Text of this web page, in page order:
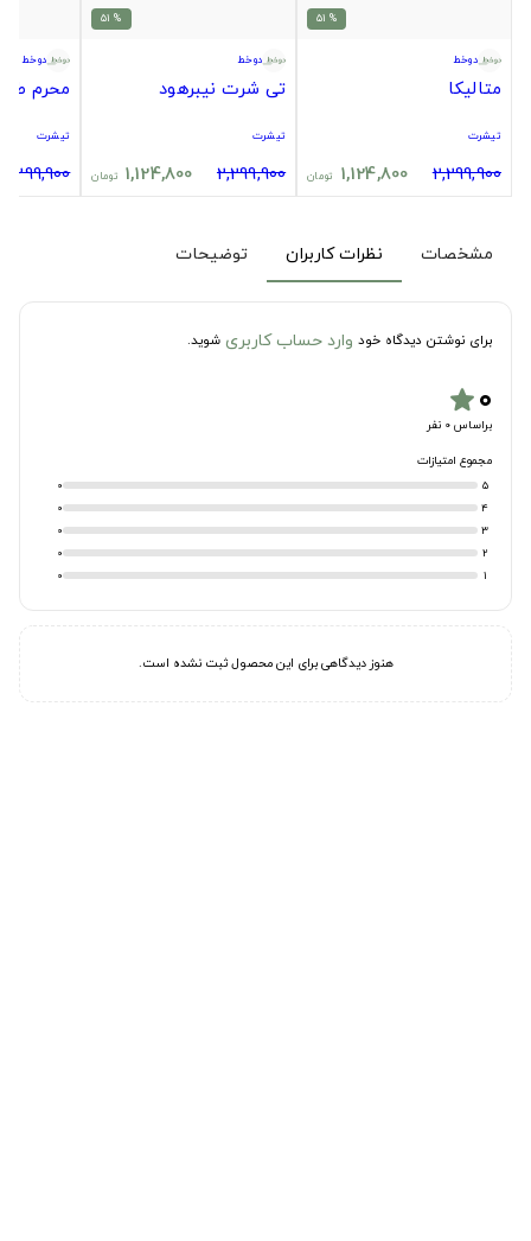
% 51
دوخط
متالیکا
تیشرت
2,299,900
1,124,800 تومان
% 51
دوخط
تی شرت نیبرهود
تیشرت
2,299,900
1,124,800 تومان
دوخط
محرم
تیشرت
2,299,900
مشخصات نظرات کاربران توضیحات
برای نوشتن دیدگاه خود وارد حساب کاربری شوید.
۰star
براساس 0 نفر
مجموع امتیازات
5
0
4
0
3
0
2
0
1
0
هنوز دیدگاهی برای این محصول ثبت نشده است.